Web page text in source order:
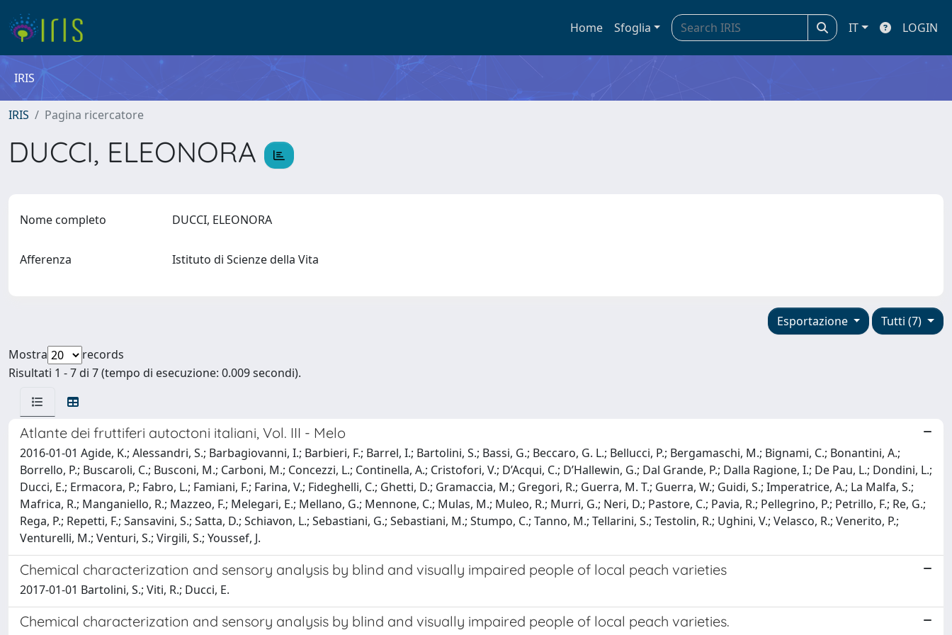
Home Sfoglia IT LOGIN
IRIS
IRIS Pagina ricercatore
DUCCI, ELEONORA
Nome completo DUCCI, ELEONORA
Afferenza Istituto di Scienze della Vita
Tutti (7)
Esportazione
Mostra
records
Risultati 1 - 7 di 7 (tempo di esecuzione: 0.009 secondi).
Atlante dei fruttiferi autoctoni italiani, Vol. III - Melo
2016-01-01 Agide, K.; Alessandri, S.; Barbagiovanni, I.; Barbieri, F.; Barrel, I.; Bartolini, S.; Bassi, G.; Beccaro, G. L.; Bellucci, P.; Bergamaschi, M.; Bignami, C.; Bonantini, A.;
Borrello, P.; Buscaroli, C.; Busconi, M.; Carboni, M.; Concezzi, L.; Continella, A.; Cristofori, V.; D’Acqui, C.; D’Hallewin, G.; Dal Grande, P.; Dalla Ragione, I.; De Pau, L.; Dondini, L.;
Ducci, E.; Ermacora, P.; Fabro, L.; Famiani, F.; Farina, V.; Fideghelli, C.; Ghetti, D.; Gramaccia, M.; Gregori, R.; Guerra, M. T.; Guerra, W.; Guidi, S.; Imperatrice, A.; La Malfa, S.;
Mafrica, R.; Manganiello, R.; Mazzeo, F.; Melegari, E.; Mellano, G.; Mennone, C.; Mulas, M.; Muleo, R.; Murri, G.; Neri, D.; Pastore, C.; Pavia, R.; Pellegrino, P.; Petrillo, F.; Re, G.;
Rega, P.; Repetti, F.; Sansavini, S.; Satta, D.; Schiavon, L.; Sebastiani, G.; Sebastiani, M.; Stumpo, C.; Tanno, M.; Tellarini, S.; Testolin, R.; Ughini, V.; Velasco, R.; Venerito, P.;
Venturelli, M.; Venturi, S.; Virgili, S.; Youssef, J.
Chemical characterization and sensory analysis by blind and visually impaired people of local peach varieties
2017-01-01 Bartolini, S.; Viti, R.; Ducci, E.
Chemical characterization and sensory analysis by blind and visually impaired people of local peach varieties.